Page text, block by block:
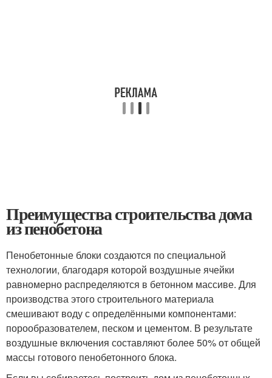
Преимущества строительства дома
из пенобетона
Пенобетонные блоки создаются по специальной
технологии, благодаря которой воздушные ячейки
равномерно распределяются в бетонном массиве. Для
производства этого строительного материала
смешивают воду с определёнными компонентами:
порообразователем, песком и цементом. В результате
воздушные включения составляют более 50% от общей
массы готового пенобетонного блока.